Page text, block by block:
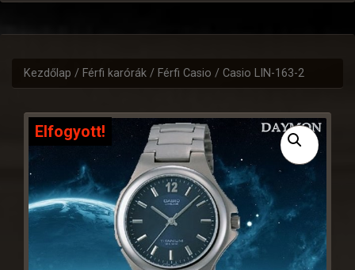
Kezdőlap / Férfi karórák / Férfi Casio / Casio LIN-163-2
Elfogyott!